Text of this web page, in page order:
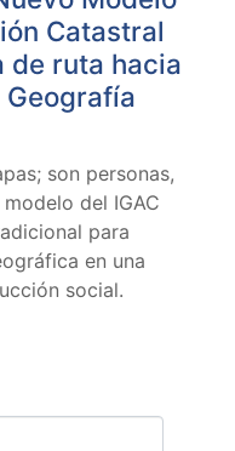
Catastral
de ruta hacia
son personas,
del IGAC
para
en una
social.